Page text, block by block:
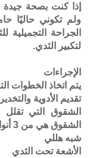
ولم تكوني حاليًا
الجراحة
لتكبير الثدي.
الإجراءات
يتم اتخاذ الخطوات
تقديم الأدوية والتخدير
الشقوق التي
الشقوق هي من 3 أنواع:
شبه هللي
الأشعة تحت الثدي